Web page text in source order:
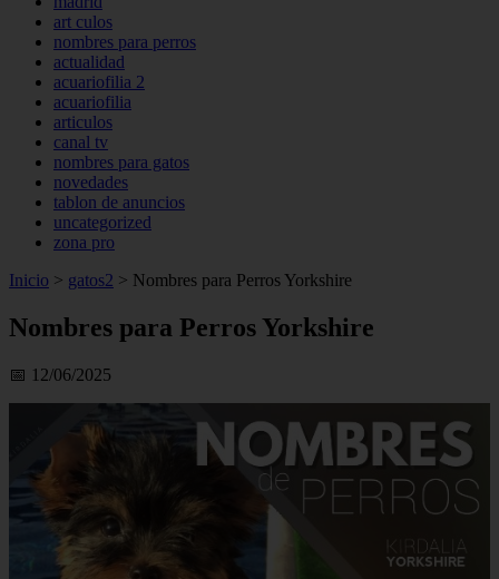
art culos
nombres para perros
actualidad
acuariofilia 2
acuariofilia
articulos
canal tv
nombres para gatos
novedades
tablon de anuncios
uncategorized
zona pro
Inicio > gatos2 > Nombres para Perros Yorkshire
Nombres para Perros Yorkshire
📅 12/06/2025